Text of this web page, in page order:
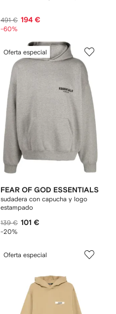
491 € 194 €
-60%
Oferta especial
FEAR OF GOD ESSENTIALS
sudadera con capucha y logo
estampado
139 € 101 €
-20%
Oferta especial